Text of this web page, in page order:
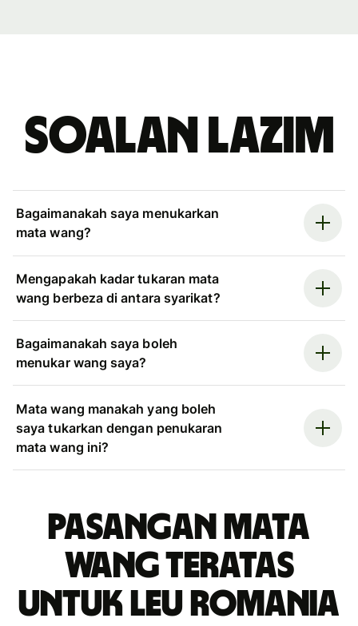
Soalan Lazim
Bagaimanakah saya menukarkan
mata wang?
Mengapakah kadar tukaran mata
wang berbeza di antara syarikat?
Bagaimanakah saya boleh
menukar wang saya?
Mata wang manakah yang boleh
saya tukarkan dengan penukaran
mata wang ini?
Pasangan mata
wang teratas
untuk leu Romania